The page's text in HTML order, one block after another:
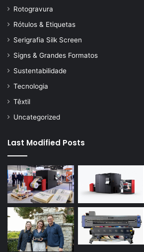
Rotogravura
Rótulos & Etiquetas
Serigrafia Silk Screen
Signs & Grandes Formatos
Sustentabilidade
Tecnologia
Têxtil
Uncategorized
Last Modified Posts